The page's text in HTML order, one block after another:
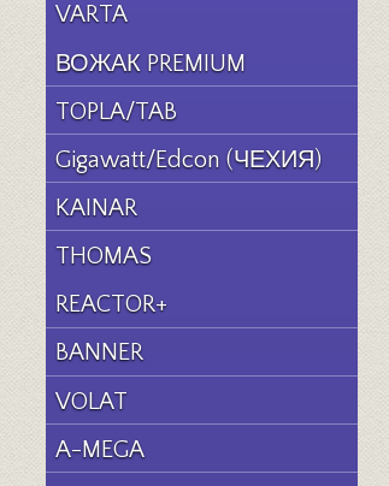
VARTA
ВОЖАК PREMIUM
TOPLA/TAB
Gigawatt/Edcon (ЧЕХИЯ)
KAINAR
THOMAS
REACTOR+
BANNER
VOLAT
A-MEGA